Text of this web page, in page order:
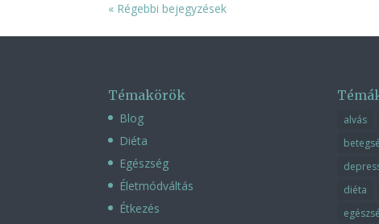
« Régebbi bejegyzések
Témakörök
Blog
Diéta
Egészség
Életmódváltás
Étkezés
alvás
diéta